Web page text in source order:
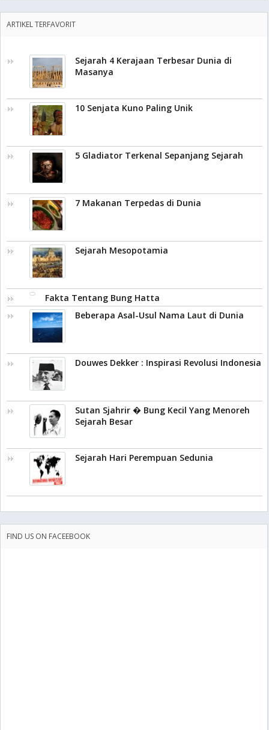
ARTIKEL TERFAVORIT
Sejarah 4 Kerajaan Terbesar Dunia di
Masanya
10 Senjata Kuno Paling Unik
5 Gladiator Terkenal Sepanjang Sejarah
7 Makanan Terpedas di Dunia
Sejarah Mesopotamia
Fakta Tentang Bung Hatta
Beberapa Asal-Usul Nama Laut di Dunia
Douwes Dekker : Inspirasi Revolusi Indonesia
Sutan Sjahrir � Bung Kecil Yang Menoreh
Sejarah Besar
Sejarah Hari Perempuan Sedunia
FIND US ON FACEEBOOK